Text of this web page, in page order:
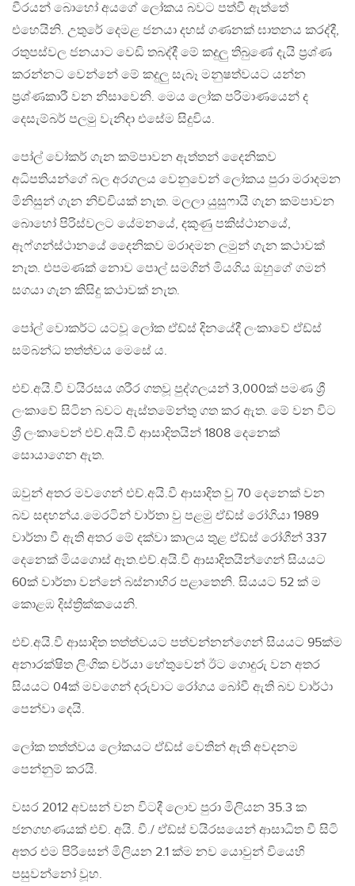
වීරයන් ​බොහෝ අයගේ ​ලෝකය බවට පත්වී ඇත්​තේ
එහෙයිනි. උතුරේ දෙමළ ජනයා දහස් ගණනක් ඝාතනය කරද්දී,
රතුපස්වල ජනයාට වෙඩි තබද්දී මේ කදුලු තිබුණේ දැයි ප්‍රශ්ණ
කරන්නට වෙන්නේ මේ කදුලු සැබෑ මනුෂත්වයට යන්න
ප්‍රශ්ණකාරී වන නිසාවෙනි. මෙය ලෝක පරිමාණයෙන් ද
දෙසැම්බර් පලමු වැනිදා එසේම සිදුවිය.
පෝල් වෝකර් ගැන කම්පාවන ඇත්තන් ​​​දෛනිකව
අධිපතියන්ගේ බල අරගලය වෙනුවෙන් ​​ලෝකය පුරා මරාදමන
මිනිසුන් ගැන නිච්චියක් නැත. මලලා යුසුෆායි ගැන ​කම්පාවන
බොහෝ පිරිස්වලට යේමනයේ, දකුණු පකිස්ථානයේ,
ඈෆ්ගන්ස්ථානයේ ​​දෛනිකව මරාදමන ලමුන් ගැන කථාවක්
නැත. එපමණක් නොව පොල් සමගින් මියගිය ඔහුගේ ගමන්
සගයා ගැන කිසිදු කථාවක් නැත.
පෝල් වොකර්ට යටවූ ලෝක ඒඩ්ස් දිනයේදී ලංකාවේ ඒඩ්ස්
සම්බන්ධ තත්ත්වය මෙසේ ය.
එච්.අයි.වී වයිරසය ශරීර ගතවූ පුද්ගලයන් 3,000ක් පමණ ශ්‍රී
ලංකාවේ සිටින බවට ඇස්තමේන්තු ගත කර ඇත. මේ වන විට
ශ්‍රී ලංකාවෙන් එච්.අයි.වී ආසාදිතයින් 1808 දෙනෙක්
සොයාගෙන ඇත.
ඔවුන් අතර මවගෙන් එච්.අයි.වී ආසාදිත වු 70 දෙනෙක් වන
බව සඳහන්ය.මෙරටින් වාර්තා වු පළමු ඒඩ්ස් රෝගියා 1989
වාර්තා වී ඇති අතර මේ දක්වා කාලය තුළ ඒඩ්ස් රෝගීන් 337
දෙනෙක් මියගොස් ඈත.එච්.අයි.වී ආසාදිතයින්ගෙන් සියයට
60ක් වාර්තා වන්නේ බස්නාහිර පළාතෙනි. සියයට 52 ක් ම
කොළඹ දිස්ත්‍රික්කයෙනි.
එච්.අයි.වී ආසාදිත තත්ත්වයට පත්වන්නන්ගෙන් සියයට 95ක්ම
අනාරක්ෂිත ලිංගික චර්යා හේතුවෙන් ඊට ගොදුරු වන අතර
සියයට 04ක් මවගෙන් දරුවාට රෝගය බෝවී ඇති බව වාර්ථා
පෙන්වා දෙයි.
ලෝක තත්ත්වය ලෝකයට ඒඩ්ස් වෙතින් ඇති අවදනම
පෙන්නුම් කරයි.
වසර 2012 අවසන් වන විටදී ලොව පුරා මිලියන 35.3 ක
ජනගහණයක්‌ එච්. අයි. වී./ ඒඩ්ස්‌ වයිරසයෙන් ආසාධිත වී සිටි
අතර එම පිරිසෙන් මිලියන 2.1 ක්‌ම නව යොවුන් වියෙහි
පසුවන්නෝ වූහ.